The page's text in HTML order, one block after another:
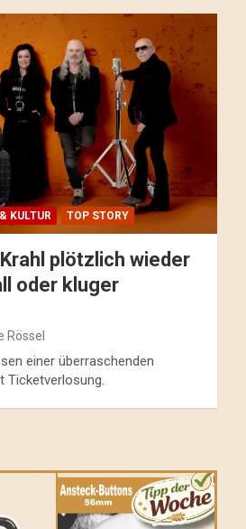
KULTUR TOP STORY
plötzlich wieder
oder kluger
Rössel
einer überraschenden
Ticketverlosung.